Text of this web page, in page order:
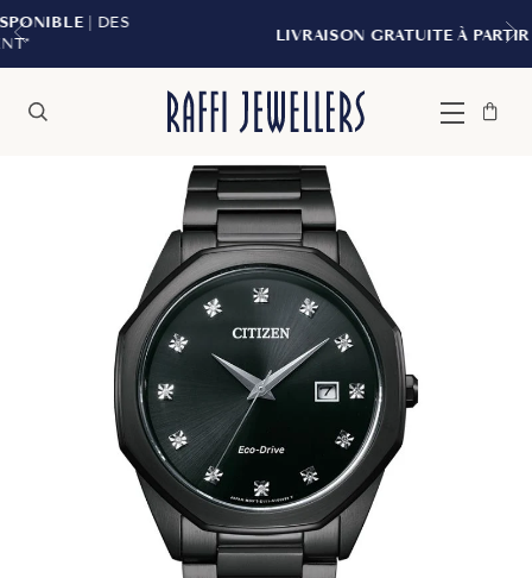
LIVRAISON GRATUITE À PARTIR DE 299 $*
Menu
Sac
Fermer